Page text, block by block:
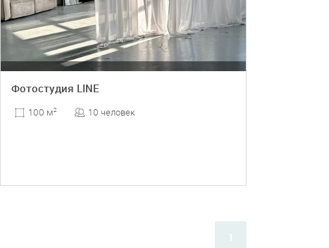
Фотостудия LINE
100 м2 10 человек
1